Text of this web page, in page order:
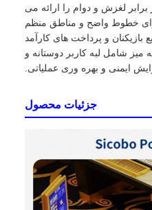
لغزش و دوام را ارائه می
خطوط واضح و مناطق منظم
و پرداخت های کارآمد
میز شامل لبه کاربر دوستانه و
ایمنی و بهره وری عملیاتی.
جزئیات محصول